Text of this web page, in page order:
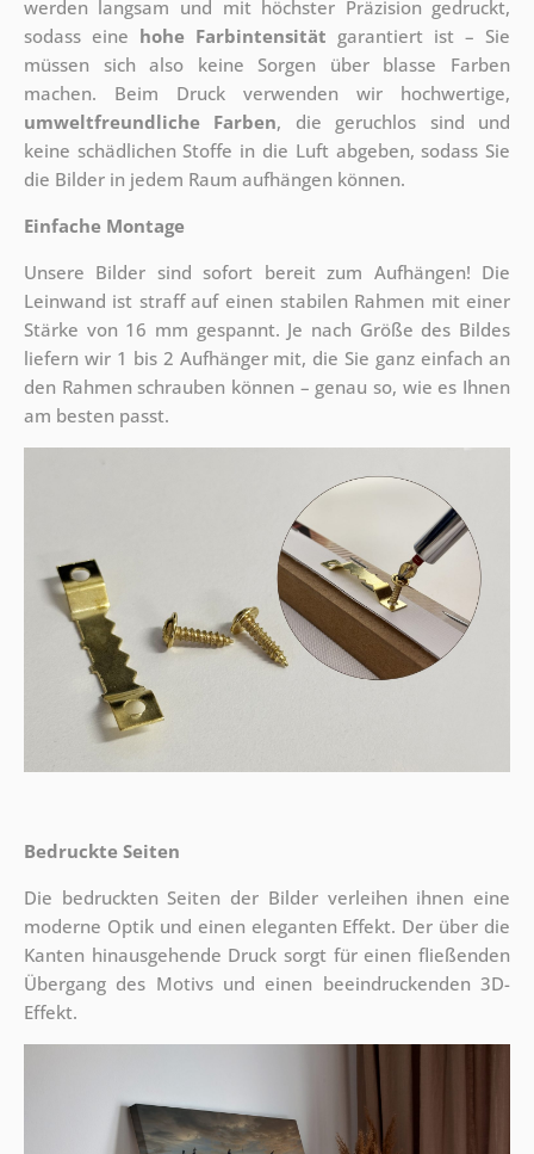
werden langsam und mit höchster Präzision gedruckt,
sodass eine hohe Farbintensität garantiert ist – Sie
müssen sich also keine Sorgen über blasse Farben
machen. Beim Druck verwenden wir hochwertige,
umweltfreundliche Farben, die geruchlos sind und
keine schädlichen Stoffe in die Luft abgeben, sodass Sie
die Bilder in jedem Raum aufhängen können.
Einfache Montage
Unsere Bilder sind sofort bereit zum Aufhängen! Die
Leinwand ist straff auf einen stabilen Rahmen mit einer
Stärke von 16 mm gespannt. Je nach Größe des Bildes
liefern wir 1 bis 2 Aufhänger mit, die Sie ganz einfach an
den Rahmen schrauben können – genau so, wie es Ihnen
am besten passt.
Bedruckte Seiten
Die bedruckten Seiten der Bilder verleihen ihnen eine
moderne Optik und einen eleganten Effekt. Der über die
Kanten hinausgehende Druck sorgt für einen fließenden
Übergang des Motivs und einen beeindruckenden 3D-
Effekt.